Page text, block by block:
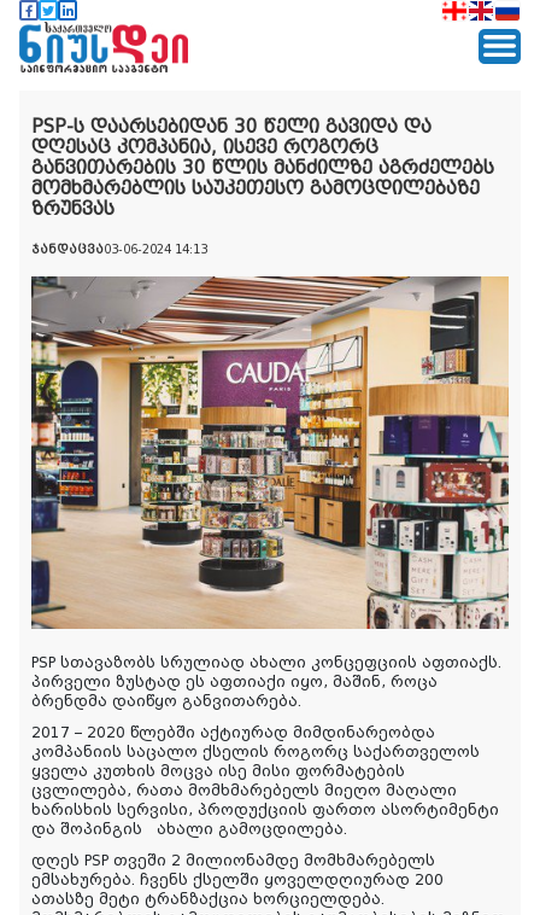
PSP-ს დაარსებიდან 30 წელი გავიდა და
დღესაც კომპანია, ისევე როგორც
განვითარების 30 წლის მანძილზე აგრძელებს
მომხმარებლის საუკეთესო გამოცდილებაზე
ზრუნვას
ჯანდაცვა03-06-2024 14:13
PSP სთავაზობს სრულიად ახალი კონცეფციის აფთიაქს.
პირველი ზუსტად ეს აფთიაქი იყო, მაშინ, როცა
ბრენდმა დაიწყო განვითარება.
2017 – 2020 წლებში აქტიურად მიმდინარეობდა
კომპანიის საცალო ქსელის როგორც საქართველოს
ყველა კუთხის მოცვა ისე მისი ფორმატების
ცვლილება, რათა მომხმარებელს მიეღო მაღალი
ხარისხის სერვისი, პროდუქციის ფართო ასორტიმენტი
და შოპინგის
ახალი გამოცდილება.
დღეს PSP თვეში 2 მილიონამდე მომხმარებელს
ემსახურება. ჩვენს ქსელში ყოველდღიურად 200
ათასზე მეტი ტრანზაქცია ხორციელდება.